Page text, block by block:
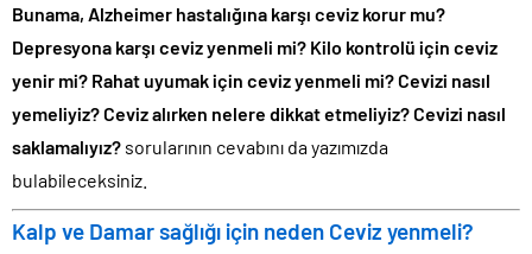
Bunama, Alzheimer hastalığına karşı ceviz korur mu?
Depresyona karşı ceviz yenmeli mi? Kilo kontrolü için ceviz
yenir mi? Rahat uyumak için ceviz yenmeli mi? Cevizi nasıl
yemeliyiz? Ceviz alırken nelere dikkat etmeliyiz? Cevizi nasıl
saklamalıyız? sorularının cevabını da yazımızda
bulabileceksiniz.
Kalp ve Damar sağlığı için neden Ceviz yenmeli?